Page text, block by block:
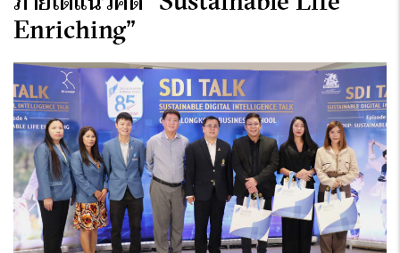
Enriching”